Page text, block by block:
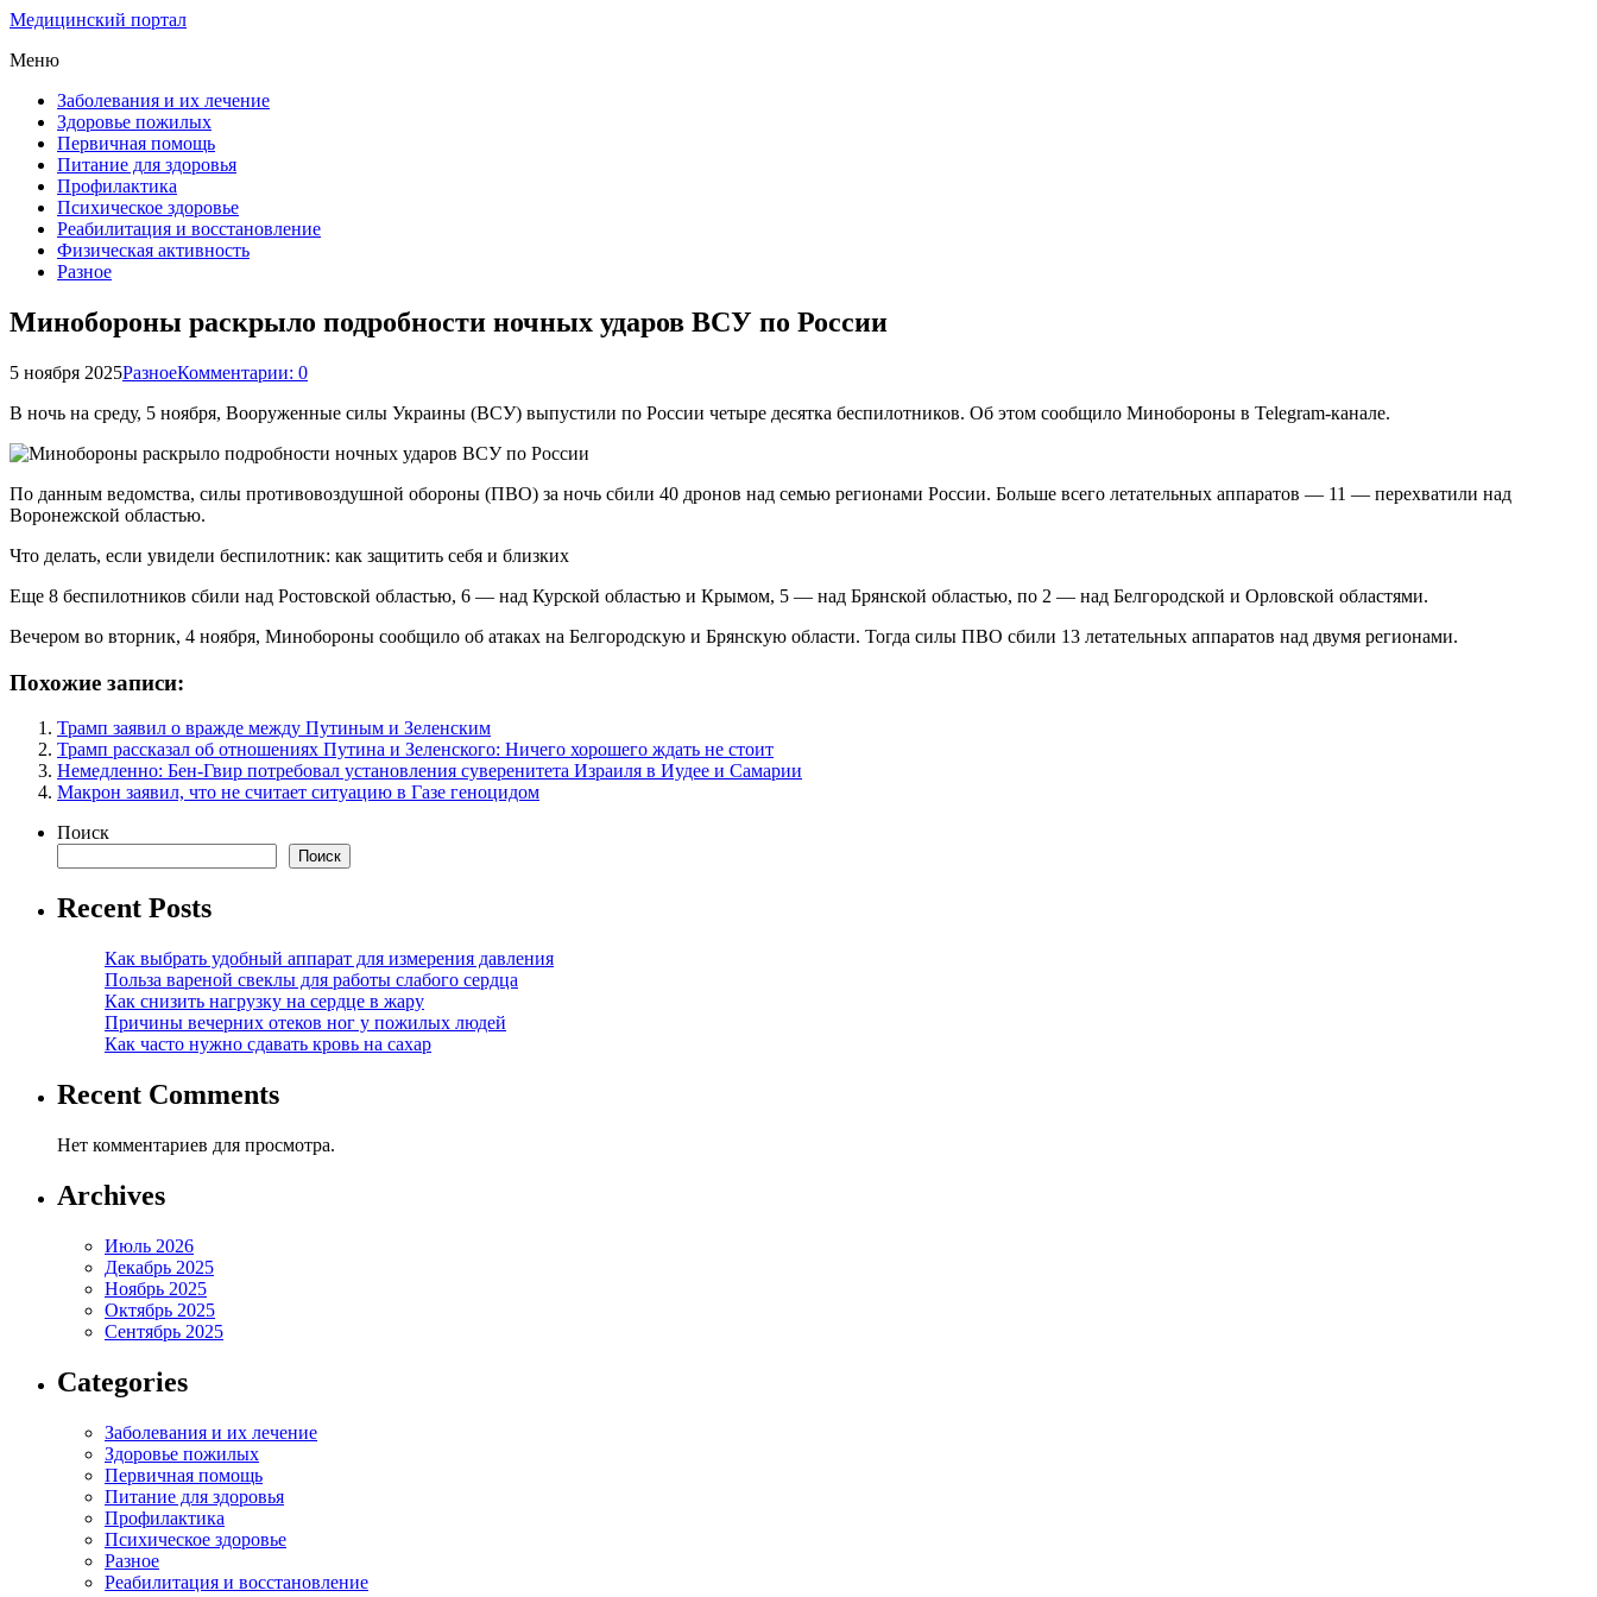
Медицинский портал
Меню
Заболевания и их лечение
Здоровье пожилых
Первичная помощь
Питание для здоровья
Профилактика
Психическое здоровье
Реабилитация и восстановление
Физическая активность
Разное
Минобороны раскрыло подробности ночных ударов ВСУ по России
5 ноября 2025РазноеКомментарии: 0
В ночь на среду, 5 ноября, Вооруженные силы Украины (ВСУ) выпустили по России четыре десятка беспилотников. Об этом сообщило Минобороны в Telegram-канале.
По данным ведомства, силы противовоздушной обороны (ПВО) за ночь сбили 40 дронов над семью регионами России. Больше всего летательных аппаратов — 11 — перехватили над
Воронежской областью.
Что делать, если увидели беспилотник: как защитить себя и близких
Еще 8 беспилотников сбили над Ростовской областью, 6 — над Курской областью и Крымом, 5 — над Брянской областью, по 2 — над Белгородской и Орловской областями.
Вечером во вторник, 4 ноября, Минобороны сообщило об атаках на Белгородскую и Брянскую области. Тогда силы ПВО сбили 13 летательных аппаратов над двумя регионами.
Похожие записи:
Трамп заявил о вражде между Путиным и Зеленским
Трамп рассказал об отношениях Путина и Зеленского: Ничего хорошего ждать не стоит
Немедленно: Бен-Гвир потребовал установления суверенитета Израиля в Иудее и Самарии
Макрон заявил, что не считает ситуацию в Газе геноцидом
Поиск
Поиск
Recent Posts
Как выбрать удобный аппарат для измерения давления
Польза вареной свеклы для работы слабого сердца
Как снизить нагрузку на сердце в жару
Причины вечерних отеков ног у пожилых людей
Как часто нужно сдавать кровь на сахар
Recent Comments
Нет комментариев для просмотра.
Archives
Июль 2026
Декабрь 2025
Ноябрь 2025
Октябрь 2025
Сентябрь 2025
Categories
Заболевания и их лечение
Здоровье пожилых
Первичная помощь
Питание для здоровья
Профилактика
Психическое здоровье
Разное
Реабилитация и восстановление